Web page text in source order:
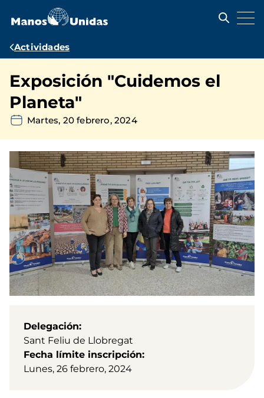
contenido
Ruta
navegación
Actividades
Exposición "Cuidemos el
Planeta"
Martes, 20 febrero, 2024
Delegación
Sant Feliu de Llobregat
Fecha límite inscripción
Lunes, 26 febrero, 2024